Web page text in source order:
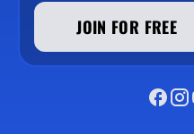
JOIN FOR FREE